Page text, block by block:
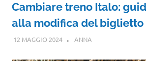
Cambiare treno Italo:
alla modifica del biglietto
12 MAGGIO 2024 ANNA